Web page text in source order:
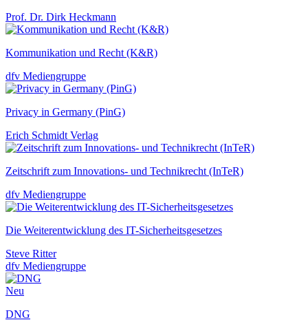
Prof. Dr. Dirk Heckmann
Kommunikation und Recht (K&R)
dfv Mediengruppe
Privacy in Germany (PinG)
Erich Schmidt Verlag
Zeitschrift zum Innovations- und Technikrecht (InTeR)
dfv Mediengruppe
Die Weiterentwicklung des IT-Sicherheitsgesetzes
Steve Ritter
dfv Mediengruppe
Neu
DNG